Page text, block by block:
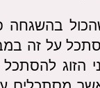
בהשגחה
על זה
הזוג